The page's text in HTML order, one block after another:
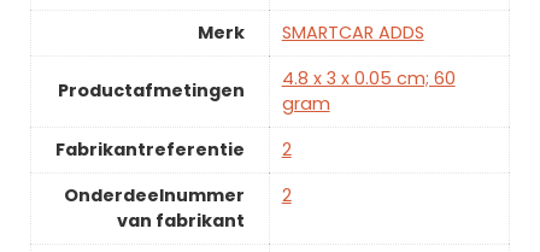
Merk
SMARTCAR ADDS
Productafmetingen
4.8 x 3 x 0.05 cm; 60
gram
Fabrikantreferentie
2
Onderdeelnummer
van fabrikant
2